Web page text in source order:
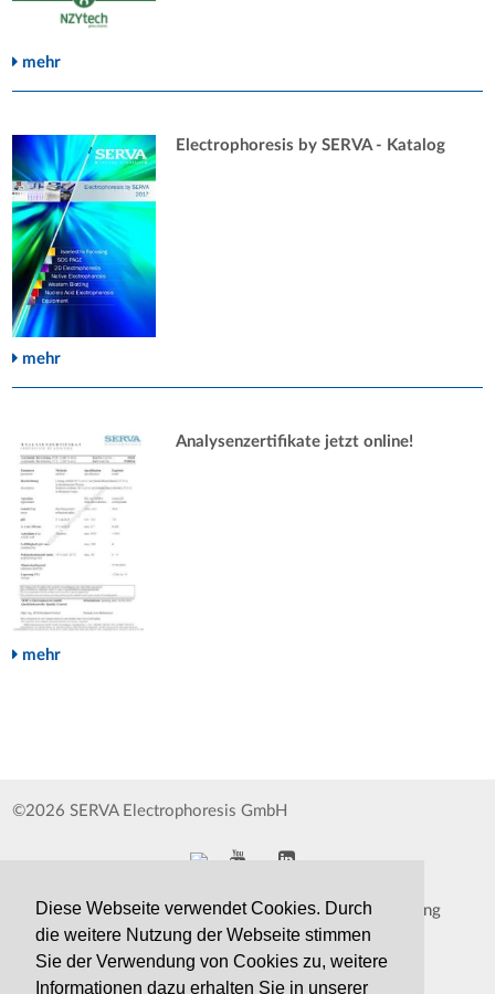
Diese Webseite verwendet Cookies. Durch
die weitere Nutzung der Webseite stimmen
Sie der Verwendung von Cookies zu, weitere
Informationen dazu erhalten Sie in unserer
mehr
Electrophoresis by SERVA - Katalog
mehr
Analysenzertifikate jetzt online!
mehr
©2026 SERVA Electrophoresis GmbH
Impressum Datenschutzerklärung
Kontakt Druckversion